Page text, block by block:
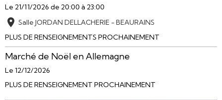
Le 21/11/2026 de 20:00 à 23:00
Salle JORDAN DELLACHERIE - BEAURAINS
PLUS DE RENSEIGNEMENTS PROCHAINEMENT
Marché de Noël en Allemagne
Le 12/12/2026
PLUS DE RENSEIGNEMENT PROCHAINEMENT